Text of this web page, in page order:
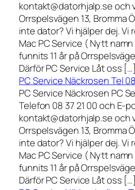
kontakt@datorhjalp.se och
Orrspelsvägen 13, Bromma
inte dator? Vi hjälper dej. Vi
Mac PC Service ( Nytt
funnits 11 år på
Därför PC Service Låt oss […]
PC Service Näckrosen Tel
PC Service Näckrosen PC
Telefon 08 37 21 00 och E-
kontakt@datorhjalp.se och
Orrspelsvägen 13, Bromma
inte dator? Vi hjälper dej. Vi
Mac PC Service ( Nytt
funnits 11 år på
Därför PC Service Låt oss […]